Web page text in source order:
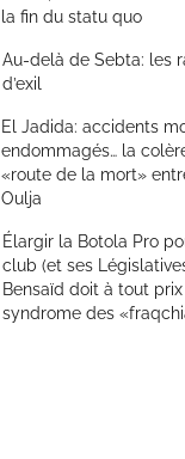
la fin du statu quo
Au-delà de Sebta: les
d’exil
El Jadida: accidents
endommagés… la
«route de la mort»
Oulja
Élargir la Botola Pro
club (et ses
Bensaïd doit à tout
syndrome des